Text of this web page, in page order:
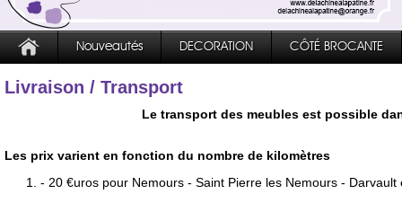
Nouveautés DECORATION CÔTÉ BROCANTE
Livraison / Transport
Le transport des meubles est possible
Les prix varient en fonction du nombre de kilomètres
- 20 €uros pour Nemours - Saint Pierre les Nemours -